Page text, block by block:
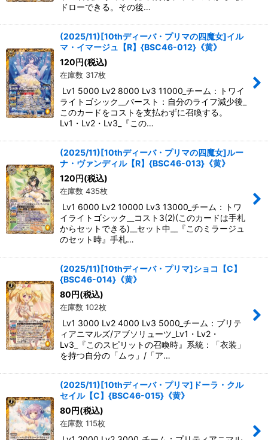
ドローできる。その後…
(2025/11)[10thディーバ・プリマの四魔女]イル
マ・イマージュ【R】{BSC46-012}《黄》
120 円(税込)
在庫数 317枚
Lv1 5000 Lv2 8000 Lv3 11000_チーム：トワイ
ライトゴシック__バースト：自分のライフ減少後_
このカードをコストを支払わずに召喚する。
Lv1・Lv2・Lv3_『この…
(2025/11)[10thディーバ・プリマの四魔女]ルー
ナ・ヴァンディル【R】{BSC46-013}《黄》
120 円(税込)
在庫数 435枚
Lv1 6000 Lv2 10000 Lv3 13000_チーム：トワ
イライトゴシック__コスト3(2)(このカードは手札
からセットできる)__セット中__『このミラージュ
のセット時』手札…
(2025/11)[10thディーバ・プリマ]ショコ【C】
{BSC46-014}《黄》
80 円(税込)
在庫数 102枚
Lv1 3000 Lv2 4000 Lv3 5000_チーム：プリテ
ィアニマルズ/アブソリューツ_Lv1・Lv2・
Lv3_『このスピリットの召喚時』系統：「衣装」
を持つ自分の「ムゥ」/「ア…
(2025/11)[10thディーバ・プリマ]ドーラ・クル
セイル【C】{BSC46-015}《黄》
80 円(税込)
在庫数 115枚